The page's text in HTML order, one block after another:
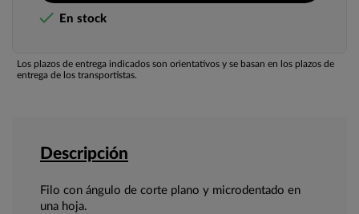
 En stock
Los plazos de entrega indicados son orientativos y se basan en los plazos de
entrega de los transportistas.
Descripción
Filo con ángulo de corte plano y microdentado en
una hoja.